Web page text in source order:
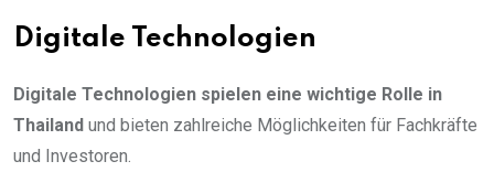
Digitale Technologien
Digitale Technologien spielen eine wichtige Rolle in
Thailand und bieten zahlreiche Möglichkeiten für Fachkräfte
und Investoren.